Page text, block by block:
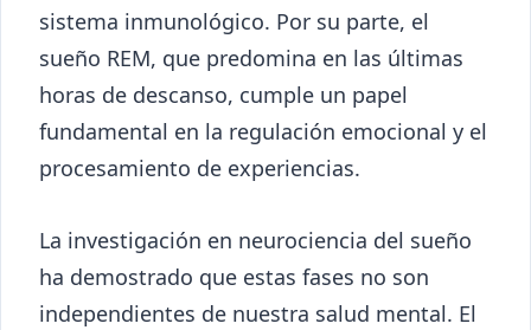
sistema inmunológico. Por su parte, el
sueño REM, que predomina en las últimas
horas de descanso, cumple un papel
fundamental en la regulación emocional y el
procesamiento de experiencias.
La investigación en neurociencia del sueño
ha demostrado que estas fases no son
independientes de nuestra salud mental. El